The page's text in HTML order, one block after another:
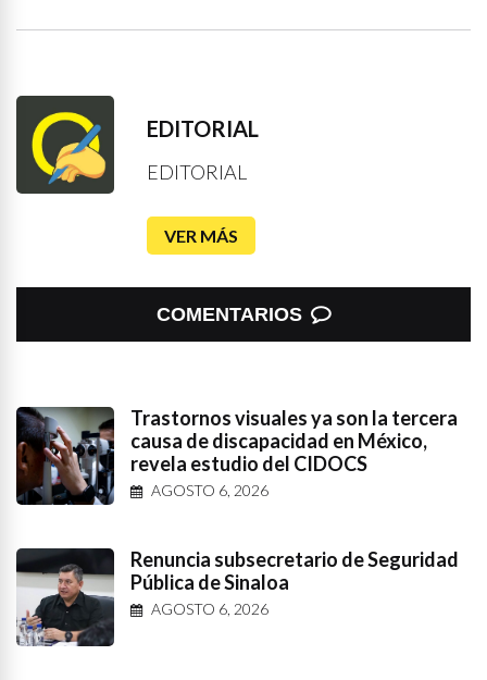
EDITORIAL
EDITORIAL
VER MÁS
COMENTARIOS
Trastornos visuales ya son la tercera
causa de discapacidad en México,
revela estudio del CIDOCS
AGOSTO 6, 2026
Renuncia subsecretario de Seguridad
Pública de Sinaloa
AGOSTO 6, 2026